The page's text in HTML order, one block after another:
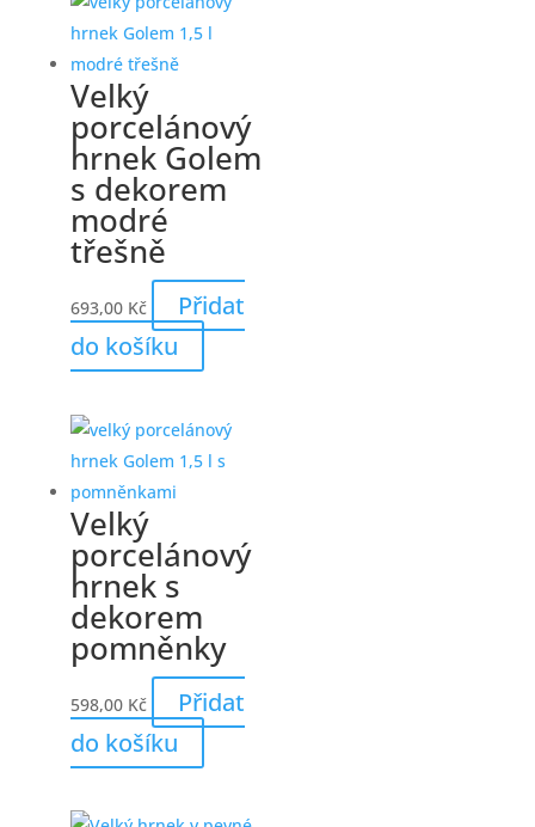
Velký
porcelánový
hrnek Golem
s dekorem
modré
třešně
693,00 Kč
Přidat
do košíku
Velký
porcelánový
hrnek s
dekorem
pomněnky
598,00 Kč
Přidat
do košíku